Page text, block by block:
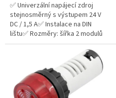
✅ Univerzální napájecí zdroj
stejnosměrný s výstupem 24 V
DC / 1,5 A✅ Instalace na DIN
lištu✅ Rozměry: šířka 2 modulů
(35×90×58 mm)